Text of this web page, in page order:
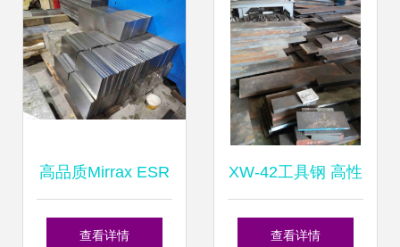
南
高品质Mirrax ESR
与Missax ESR模具
查看详情
XW-42工具钢 高性
能模具钢的卓越之
查看详情